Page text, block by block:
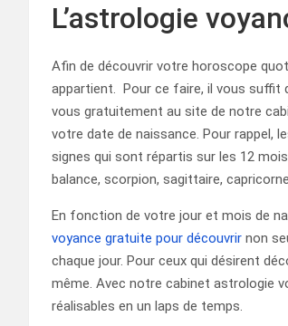
L’astrologie
Afin de découvrir votre horoscope
appartient. Pour ce faire, il vous suffit
vous gratuitement au site de notre
votre date de naissance. Pour rappel,
signes qui sont répartis sur les 12 mois
balance, scorpion, sagittaire,
En fonction de votre jour et mois de
voyance gratuite pour découvrir non
chaque jour. Pour ceux qui désirent
même. Avec notre cabinet astrologie
réalisables en un laps de temps.